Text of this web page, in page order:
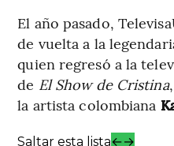
El año pasado,
de vuelta a la
quien regresó a la
de El Show de Cristina
la artista colombiana